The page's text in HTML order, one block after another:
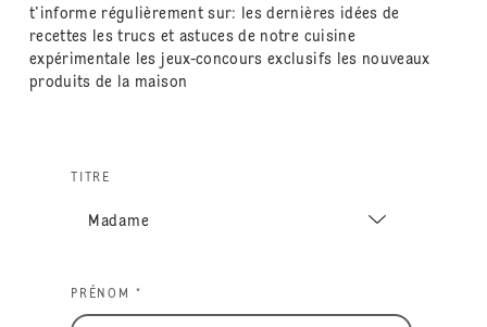
t'informe régulièrement sur: les dernières idées de
recettes les trucs et astuces de notre cuisine
expérimentale les jeux-concours exclusifs les nouveaux
produits de la maison
TITRE
PRÉNOM *